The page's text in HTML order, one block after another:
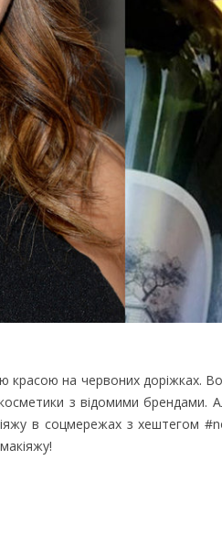
на червоних доріжках.
з відомими брендами.
в соцмережах з хештегом